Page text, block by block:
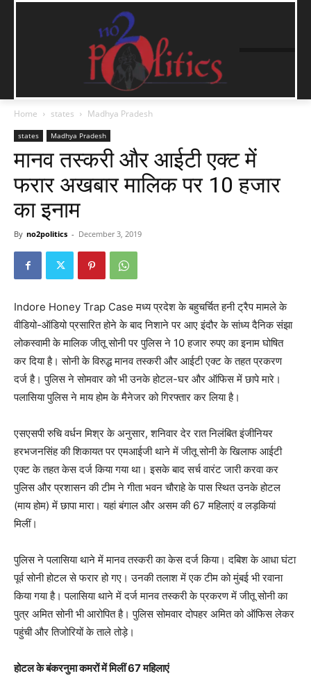
Home states Madhya Pradesh
states Madhya Pradesh
मानव तस्करी और आईटी एक्ट में
फरार अखबार मालिक पर 10 हजार
का इनाम
By no2politics - December 3, 2019
Indore Honey Trap Case मध्य प्रदेश के बहुचर्चित हनी ट्रैप मामले के
वीडियो-ऑडियो प्रसारित होने के बाद निशाने पर आए इंदौर के सांध्य दैनिक संझा
लोकस्वामी के मालिक जीतू सोनी पर पुलिस ने 10 हजार रुपए का इनाम घोषित
कर दिया है। सोनी के विरुद्ध मानव तस्करी और आईटी एक्ट के तहत प्रकरण
दर्ज है। पुलिस ने सोमवार को भी उनके होटल-घर और ऑफिस में छापे मारे।
पलासिया पुलिस ने माय होम के मैनेजर को गिरफ्तार कर लिया है।
एसएसपी रुचि वर्धन मिश्र के अनुसार, शनिवार देर रात निलंबित इंजीनियर
हरभजनसिंह की शिकायत पर एमआईजी थाने में जीतू सोनी के खिलाफ आईटी
एक्ट के तहत केस दर्ज किया गया था। इसके बाद सर्च वारंट जारी करवा कर
पुलिस और प्रशासन की टीम ने गीता भवन चौराहे के पास स्थित उनके होटल
(माय होम) में छापा मारा। यहां बंगाल और असम की 67 महिलाएं व लड़कियां
मिलीं।
पुलिस ने पलासिया थाने में मानव तस्करी का केस दर्ज किया। दबिश के आधा घंटा
पूर्व सोनी होटल से फरार हो गए। उनकी तलाश में एक टीम को मुंबई भी रवाना
किया गया है। पलासिया थाने में दर्ज मानव तस्करी के प्रकरण में जीतू सोनी का
पुत्र अमित सोनी भी आरोपित है। पुलिस सोमवार दोपहर अमित को ऑफिस लेकर
पहुंची और तिजोरियों के ताले तोड़े।
होटल के बंकरनुमा कमरों में मिलीं 67 महिलाएं